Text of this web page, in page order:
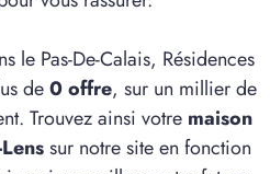
le Pas-De-Calais, Résidences
de0 offre, sur un millier de
Trouvez ainsi votre maison
sur notre site en fonction